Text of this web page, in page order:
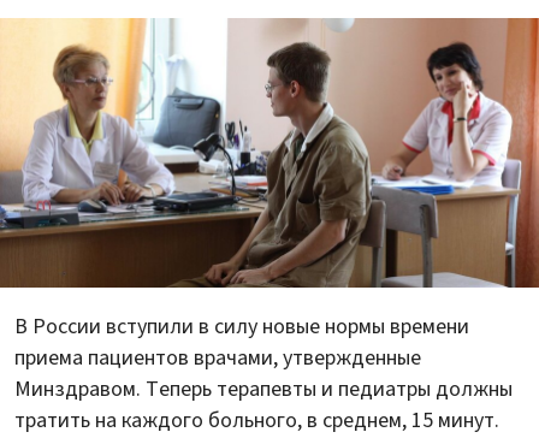
В России вступили в силу новые нормы времени
приема пациентов врачами, утвержденные
Минздравом. Теперь терапевты и педиатры должны
тратить на каждого больного, в среднем, 15 минут.